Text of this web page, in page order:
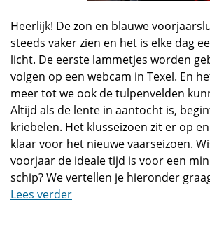
Heerlijk! De zon en blauwe
steeds vaker zien en het is elke dag
licht. De eerste lammetjes worden
volgen op een webcam in Texel. En
meer tot we ook de tulpenvelden
Altijd als de lente in aantocht is,
kriebelen. Het klusseizoen zit er op
klaar voor het nieuwe vaarseizoen.
voorjaar de ideale tijd is voor een
schip? We vertellen je hieronder
Lees verder